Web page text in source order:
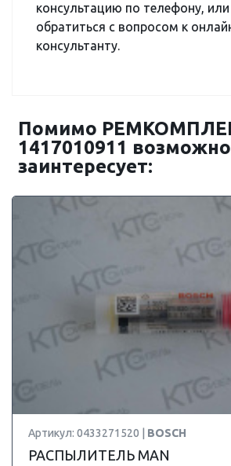
консультацию по телефону,
обратиться с вопросом к
консультанту.
Помимо
1417010911
заинтересует:
Артикул: 0433271520 | BOSCH
РАСПЫЛИТЕЛЬ MAN